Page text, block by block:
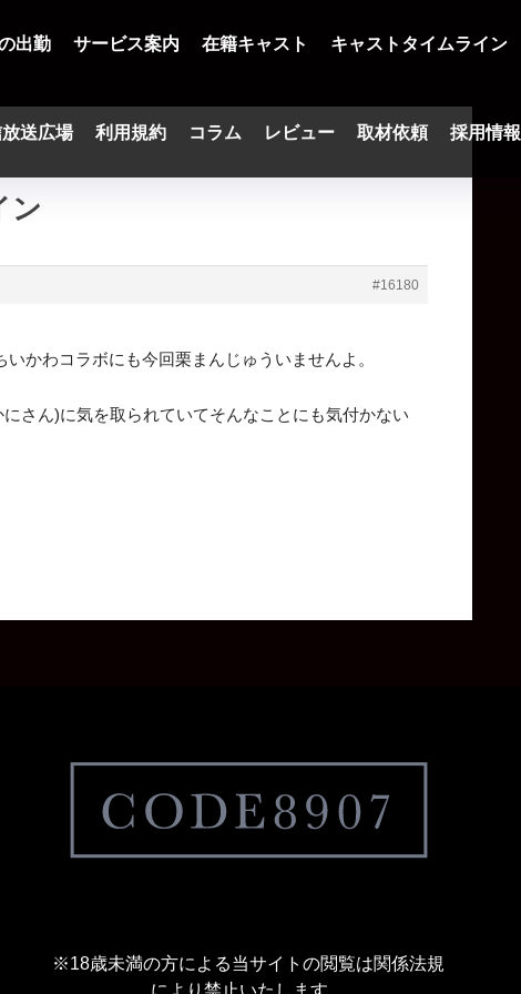
出勤 サービス案内 在籍キャスト キャストタイムライン
送広場 利用規約 コラム レビュー 取材依頼 採用情報
ン
#16180
かわコラボにも今回栗まんじゅういませんよ。
さん)に気を取られていてそんなことにも気付かない
※18歳未満の方による当サイトの閲覧は関係法規
により禁止いたします。